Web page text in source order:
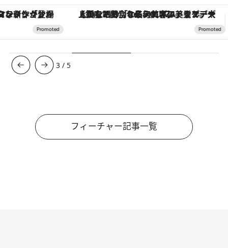
【銀座で出合う最旬美容】美髪ケアや上質な眠り…セルフケアのアップデートから、特別な名入れギフトまで。大人のための「ReFa GINZA」クルーズ 【夏限定ディナーコース】旬を
3 / 5
フィーチャー記事一覧